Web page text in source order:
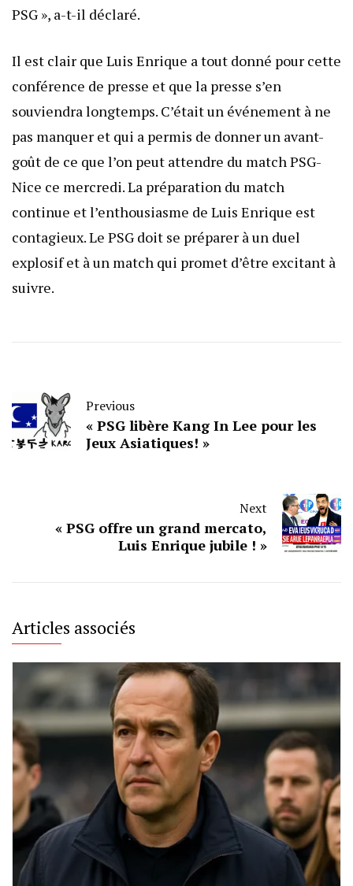
PSG », a-t-il déclaré.
Il est clair que Luis Enrique a tout donné pour cette
conférence de presse et que la presse s’en
souviendra longtemps. C’était un événement à ne
pas manquer et qui a permis de donner un avant-
goût de ce que l’on peut attendre du match PSG-
Nice ce mercredi. La préparation du match
continue et l’enthousiasme de Luis Enrique est
contagieux. Le PSG doit se préparer à un duel
explosif et à un match qui promet d’être excitant à
suivre.
Previous
« PSG libère Kang In Lee pour les
Jeux Asiatiques! »
Next
« PSG offre un grand mercato,
Luis Enrique jubile ! »
Articles associés